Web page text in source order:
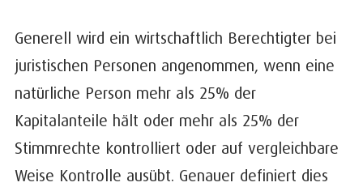
Generell wird ein wirtschaftlich Berechtigter bei
juristischen Personen angenommen, wenn eine
natürliche Person mehr als 25% der
Kapitalanteile hält oder mehr als 25% der
Stimmrechte kontrolliert oder auf vergleichbare
Weise Kontrolle ausübt. Genauer definiert dies